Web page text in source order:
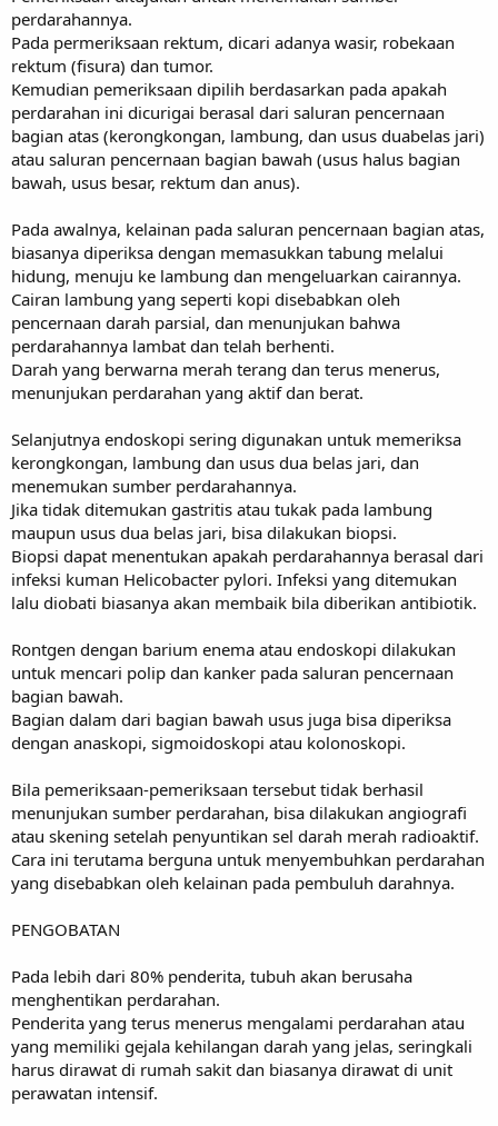
perdarahannya.
Pada permeriksaan rektum, dicari adanya wasir, robekaan
rektum (fisura) dan tumor.
Kemudian pemeriksaan dipilih berdasarkan pada apakah
perdarahan ini dicurigai berasal dari saluran pencernaan
bagian atas (kerongkongan, lambung, dan usus duabelas jari)
atau saluran pencernaan bagian bawah (usus halus bagian
bawah, usus besar, rektum dan anus).
Pada awalnya, kelainan pada saluran pencernaan bagian atas,
biasanya diperiksa dengan memasukkan tabung melalui
hidung, menuju ke lambung dan mengeluarkan cairannya.
Cairan lambung yang seperti kopi disebabkan oleh
pencernaan darah parsial, dan menunjukan bahwa
perdarahannya lambat dan telah berhenti.
Darah yang berwarna merah terang dan terus menerus,
menunjukan perdarahan yang aktif dan berat.
Selanjutnya endoskopi sering digunakan untuk memeriksa
kerongkongan, lambung dan usus dua belas jari, dan
menemukan sumber perdarahannya.
Jika tidak ditemukan gastritis atau tukak pada lambung
maupun usus dua belas jari, bisa dilakukan biopsi.
Biopsi dapat menentukan apakah perdarahannya berasal dari
infeksi kuman Helicobacter pylori. Infeksi yang ditemukan
lalu diobati biasanya akan membaik bila diberikan antibiotik.
Rontgen dengan barium enema atau endoskopi dilakukan
untuk mencari polip dan kanker pada saluran pencernaan
bagian bawah.
Bagian dalam dari bagian bawah usus juga bisa diperiksa
dengan anaskopi, sigmoidoskopi atau kolonoskopi.
Bila pemeriksaan-pemeriksaan tersebut tidak berhasil
menunjukan sumber perdarahan, bisa dilakukan angiografi
atau skening setelah penyuntikan sel darah merah radioaktif.
Cara ini terutama berguna untuk menyembuhkan perdarahan
yang disebabkan oleh kelainan pada pembuluh darahnya.
PENGOBATAN
Pada lebih dari 80% penderita, tubuh akan berusaha
menghentikan perdarahan.
Penderita yang terus menerus mengalami perdarahan atau
yang memiliki gejala kehilangan darah yang jelas, seringkali
harus dirawat di rumah sakit dan biasanya dirawat di unit
perawatan intensif.